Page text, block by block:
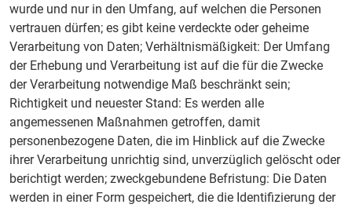
wurde und nur in den Umfang, auf welchen die Personen
vertrauen dürfen; es gibt keine verdeckte oder geheime
Verarbeitung von Daten; Verhältnismäßigkeit: Der Umfang
der Erhebung und Verarbeitung ist auf die für die Zwecke
der Verarbeitung notwendige Maß beschränkt sein;
Richtigkeit und neuester Stand: Es werden alle
angemessenen Maßnahmen getroffen, damit
personenbezogene Daten, die im Hinblick auf die Zwecke
ihrer Verarbeitung unrichtig sind, unverzüglich gelöscht oder
berichtigt werden; zweckgebundene Befristung: Die Daten
werden in einer Form gespeichert, die die Identifizierung der